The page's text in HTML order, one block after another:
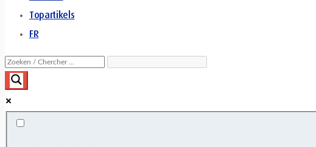
Topartikels
FR